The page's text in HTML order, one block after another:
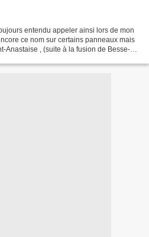
entendu appeler ainsi lors de mon
ce nom sur certains panneaux mais
Anastaise , (suite à la fusion de Besse-